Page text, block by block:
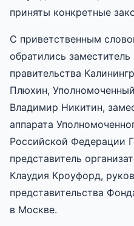
приняты конкретные
С приветственным
обратились заместитель
правительства
Плюхин,
Владимир Никитин,
аппарата
Российской Федерации
представитель
Клаудия Кроуфорд,
представительства
в Москве.